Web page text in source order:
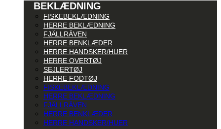
BEKLÆDNING
FISKEBEKLÆDNING
HERRE BEKLÆDNING
FJÄLLRÄVEN
HERRE BENKLÆDER
HERRE HANDSKER/HUER
HERRE OVERTØJ
SEJLERTØJ
HERRE FODTØJ
FISKEBEKLÆDNING
HERRE BEKLÆDNING
FJÄLLRÄVEN
HERRE BENKLÆDER
HERRE HANDSKER/HUER